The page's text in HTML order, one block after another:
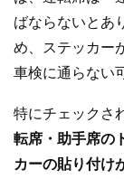
ばならないとあ
め、ステッカー
車検に通らない
特にチェックさ
転席・助手席の
カーの貼り付け